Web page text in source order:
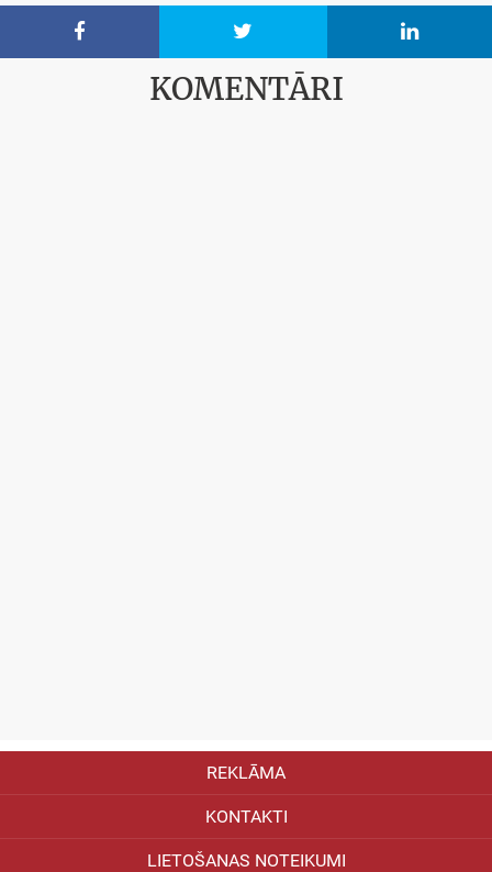
  
KOMENTĀRI
REKLĀMA
KONTAKTI
LIETOŠANAS NOTEIKUMI